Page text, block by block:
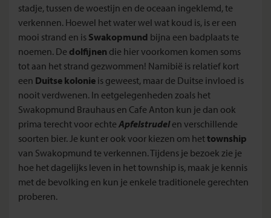
stadje, tussen de woestijn en de oceaan ingeklemd, te
verkennen. Hoewel het water wel wat koud is, is er een
mooi strand en is Swakopmund bijna een badplaats te
noemen. De dolfijnen die hier voorkomen komen soms
tot aan het strand gezwommen! Namibië is relatief kort
een Duitse kolonie is geweest, maar de Duitse invloed is
nooit verdwenen. In eetgelegenheden zoals het
Swakopmund Brauhaus en Cafe Anton kun je dan ook
prima terecht voor echte Apfelstrudelen verschillende
soorten bier. Je kunt er ook voor kiezen om hettownship
van Swakopmund te verkennen. Tijdens je bezoek zie je
hoe het dagelijks leven in het township is, maak je kennis
met de bevolking en kun je enkele traditionele gerechten
proberen.